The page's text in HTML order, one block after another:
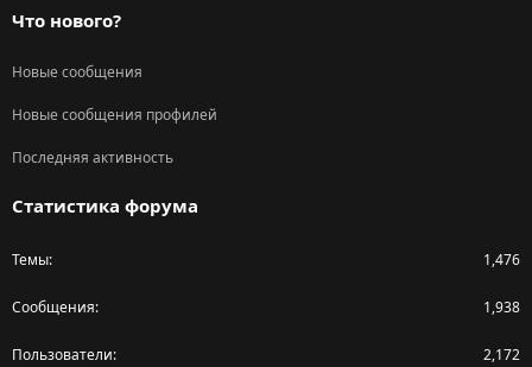
Что нового?
Новые сообщения
Новые сообщения профилей
Последняя активность
Статистика форума
Темы 1,476
Сообщения 1,938
Пользователи 2,172